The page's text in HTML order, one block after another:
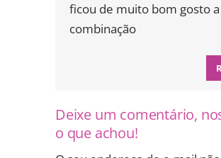
ficou de muito bom gosto a
combinação
Deixe um comentário,
o que achou!